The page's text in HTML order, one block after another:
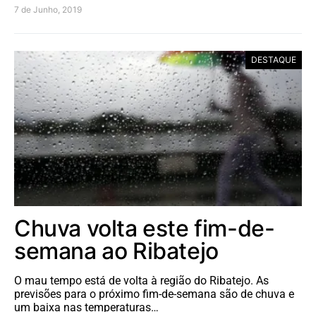
7 de Junho, 2019
DESTAQUE
Chuva volta este fim-de-
semana ao Ribatejo
O mau tempo está de volta à região do Ribatejo. As
previsões para o próximo fim-de-semana são de chuva e
um baixa nas temperaturas…